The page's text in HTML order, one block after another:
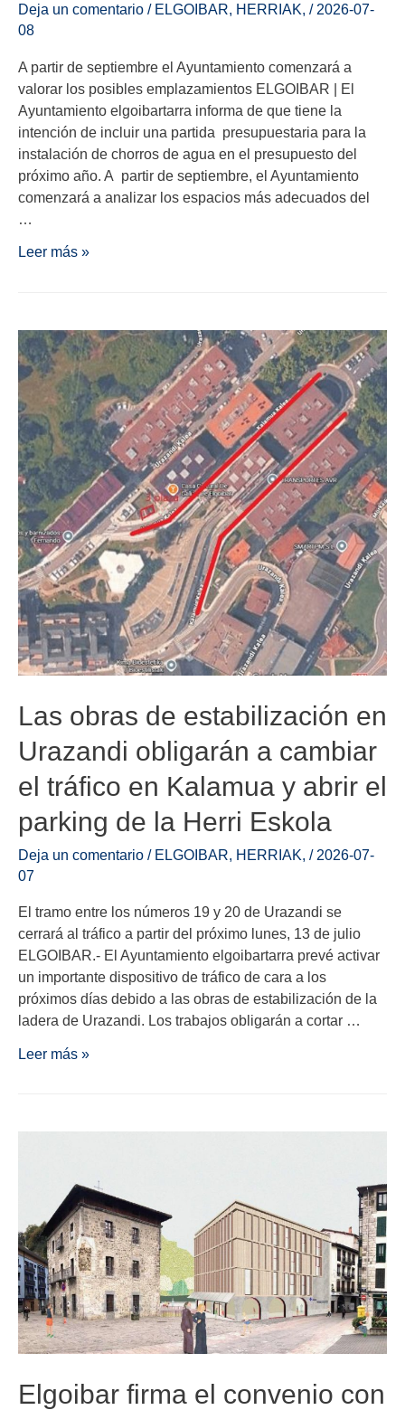
Deja un comentario / ELGOIBAR, HERRIAK, / 2026-07-
08
A partir de septiembre el Ayuntamiento comenzará a
valorar los posibles emplazamientos ELGOIBAR | El
Ayuntamiento elgoibartarra informa de que tiene la
intención de incluir una partida presupuestaria para la
instalación de chorros de agua en el presupuesto del
próximo año. A partir de septiembre, el Ayuntamiento
comenzará a analizar los espacios más adecuados del
…
Leer más »
Las obras de estabilización en
Urazandi obligarán a cambiar
el tráfico en Kalamua y abrir el
parking de la Herri Eskola
Deja un comentario / ELGOIBAR, HERRIAK, / 2026-07-
07
El tramo entre los números 19 y 20 de Urazandi se
cerrará al tráfico a partir del próximo lunes, 13 de julio
ELGOIBAR.- El Ayuntamiento elgoibartarra prevé activar
un importante dispositivo de tráfico de cara a los
próximos días debido a las obras de estabilización de la
ladera de Urazandi. Los trabajos obligarán a cortar …
Leer más »
Elgoibar firma el convenio con